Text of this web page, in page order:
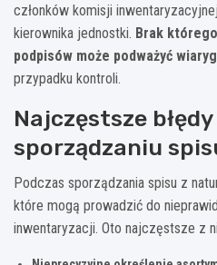
członków komisji
kierownika jednostki. Brak
podpisów może podważyć
przypadku kontroli.
Najczęstsze
sporządzaniu
Podczas sporządzania spisu z
które mogą prowadzić do
inwentaryzacji. Oto najczęstsze z